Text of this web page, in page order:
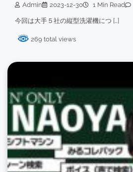
Admin 2023-12-30 1 Min Read
今回は大手５社の縦型洗濯機につ […]
269 total views